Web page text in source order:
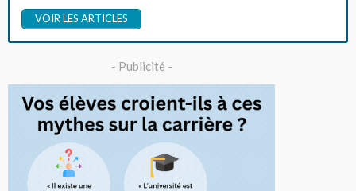
VOIR LES ARTICLES
- Publicité -